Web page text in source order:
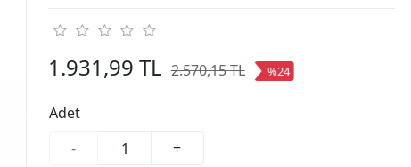
1.931,99 TL 2.570,15 TL %24
Adet
-
+